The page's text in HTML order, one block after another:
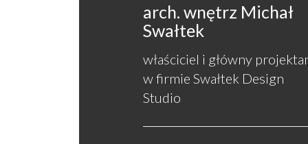
arch. wnętrz Michał
Swałtek
właściciel i główny
w firmie Swałtek Design
Studio